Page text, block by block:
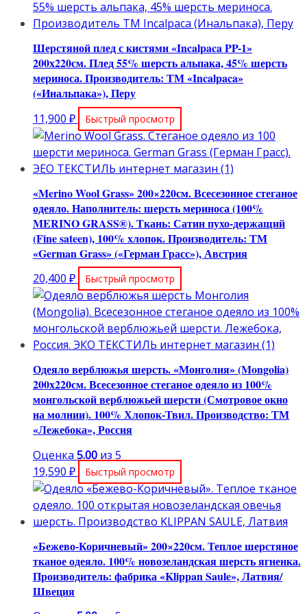
составляла
11,300 ₽.
10,800 ₽.
Шерстяной плед с кистями «Incalpaca PP-1»
200х220см. Плед 55% шерсть альпака, 45% шерсть
мериноса. Производитель: ТМ «Incalpaca»
(«Инальпака»), Перу
11,900 ₽ Быстрый просмотр
«Merino Wool Grass» 200×220см. Всесезонное стеганое
одеяло. Наполнитель: шерсть мериноса (100%
MERINO GRASS®). Ткань: Сатин пухо-держащий
(Fine sateen), 100% хлопок. Производитель: ТМ
«German Grass» («Герман Грасс»), Австрия
20,400 ₽ Быстрый просмотр
Одеяло верблюжья шерсть. «Монголия» (Mongolia)
200х220см. Всесезонное стеганое одеяло из 100%
монгольской верблюжьей шерсти (Смотровое окно
на молнии). 100% Хлопок-Твил. Производство: ТМ
«Лежебока», Россия
Оценка 5.00 из 5
19,590 ₽ Быстрый просмотр
«Бежево-Коричневый» 200×220см. Теплое шерстяное
тканое одеяло. 100% новозеландская шерсть ягненка.
Производитель: фабрика «Klippan Saule», Латвия/
Швеция